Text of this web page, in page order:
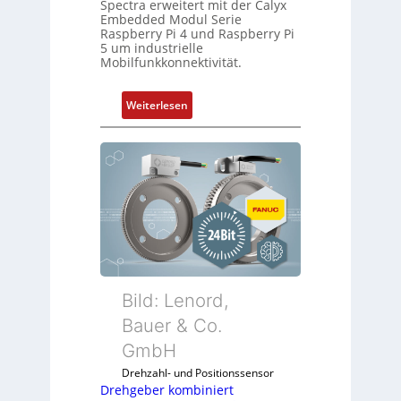
e
n
-
P
C
l
s
s
c
h
f
l
i
b
Spectra erweitert mit der Calyx
Embedded Modul Serie
Raspberry Pi 4 und Raspberry Pi
5 um industrielle
Mobilfunkkonnektivität.
Weiterlesen:
M
o
b
l
u
n
k
o
d
e
Bild: Lenord,
Bauer & Co.
GmbH
Drehzahl- und Positionssensor
Drehgeber kombiniert